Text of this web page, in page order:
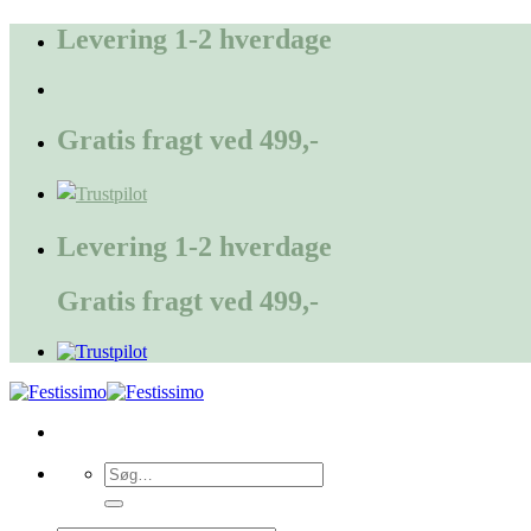
FortsætLevering 1-2 hverdage
Gratis fragt ved 499,-
Levering 1-2 hverdage
Gratis fragt ved 499,-
Søg
efter: